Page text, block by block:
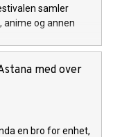
samler
anime og annen
med over
en bro for enhet,